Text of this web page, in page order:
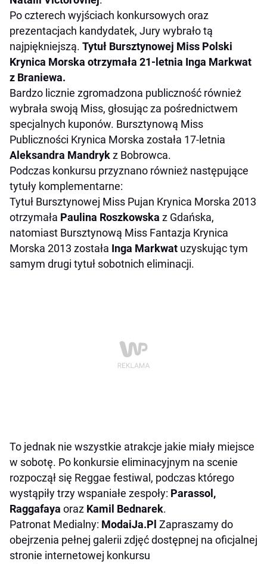
Po czterech wyjściach konkursowych oraz
prezentacjach kandydatek, Jury wybrało tą
najpiękniejszą. Tytuł Bursztynowej Miss Polski
Krynica Morska otrzymała 21-letnia Inga Markwat
z Braniewa.
Bardzo licznie zgromadzona publiczność również
wybrała swoją Miss, głosując za pośrednictwem
specjalnych kuponów. Bursztynową Miss
Publiczności Krynica Morska została 17-letnia
Aleksandra Mandrykz Bobrowca.
Podczas konkursu przyznano również następujące
tytuły komplementarne:
Tytuł Bursztynowej Miss Pujan Krynica Morska 2013
otrzymała Paulina Roszkowska z Gdańska,
natomiast Bursztynową Miss Fantazja Krynica
Morska 2013 została Inga Markwat uzyskując tym
samym drugi tytuł sobotnich eliminacji.
To jednak nie wszystkie atrakcje jakie miały miejsce
w sobotę. Po konkursie eliminacyjnym na scenie
rozpoczął się Reggae festiwal, podczas którego
wystąpiły trzy wspaniałe zespoły: Parassol,
Raggafaya oraz Kamil Bednarek.
Patronat Medialny: ModaiJa.Pl Zapraszamy do
obejrzenia pełnej galerii zdjęć dostępnej na oficjalnej
stronie internetowej konkursu